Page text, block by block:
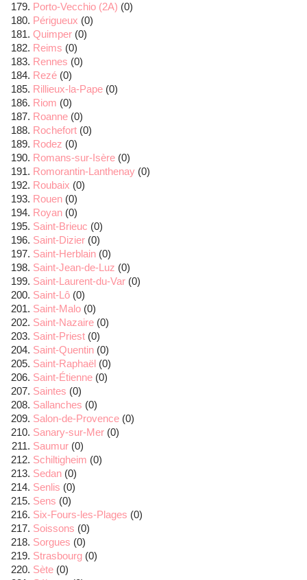
Porto-Vecchio (2A) (0)
Périgueux (0)
Quimper (0)
Reims (0)
Rennes (0)
Rezé (0)
Rillieux-la-Pape (0)
Riom (0)
Roanne (0)
Rochefort (0)
Rodez (0)
Romans-sur-Isère (0)
Romorantin-Lanthenay (0)
Roubaix (0)
Rouen (0)
Royan (0)
Saint-Brieuc (0)
Saint-Dizier (0)
Saint-Herblain (0)
Saint-Jean-de-Luz (0)
Saint-Laurent-du-Var (0)
Saint-Lô (0)
Saint-Malo (0)
Saint-Nazaire (0)
Saint-Priest (0)
Saint-Quentin (0)
Saint-Raphaël (0)
Saint-Étienne (0)
Saintes (0)
Sallanches (0)
Salon-de-Provence (0)
Sanary-sur-Mer (0)
Saumur (0)
Schiltigheim (0)
Sedan (0)
Senlis (0)
Sens (0)
Six-Fours-les-Plages (0)
Soissons (0)
Sorgues (0)
Strasbourg (0)
Sète (0)